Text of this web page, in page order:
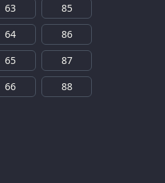
63
64
65
66
85
86
87
88